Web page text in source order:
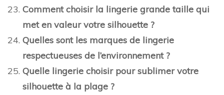
Comment choisir la lingerie grande taille qui
met en valeur votre silhouette ?
Quelles sont les marques de lingerie
respectueuses de l’environnement ?
Quelle lingerie choisir pour sublimer votre
silhouette à la plage ?